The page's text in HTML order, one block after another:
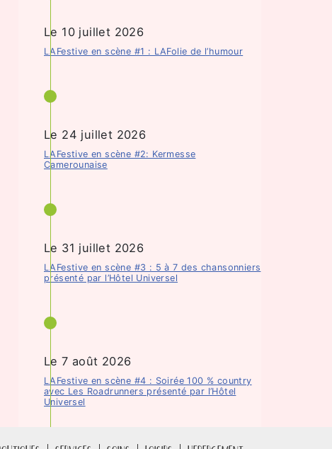
Le 10 juillet 2026
LAFestive en scène #1 : LAFolie de l’humour
Le 24 juillet 2026
LAFestive en scène #2: Kermesse
Camerounaise
Le 31 juillet 2026
LAFestive en scène #3 : 5 à 7 des chansonniers
présenté par l’Hôtel Universel
Le 7 août 2026
LAFestive en scène #4 : Soirée 100 % country
avec Les Roadrunners présenté par l’Hôtel
Universel